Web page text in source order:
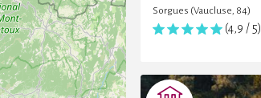
Sorgues (Vaucluse, 84)
(4,9 / 5)